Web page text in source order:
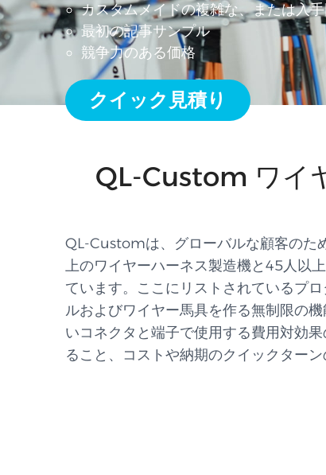
カスタムメイドの複雑な、または入
最初の記事サンプル
競争力のある価格
クイック見積り
QL-Custom ワイ
QL-Customは、グローバルな顧客のた
上のワイヤーハーネス製造機と45人以
ています。ここにリストされているプ
ルおよびワイヤー馬具を作る無制限の
いコネクタと端子で使用する費用対効
ること、コストや納期のクイックター